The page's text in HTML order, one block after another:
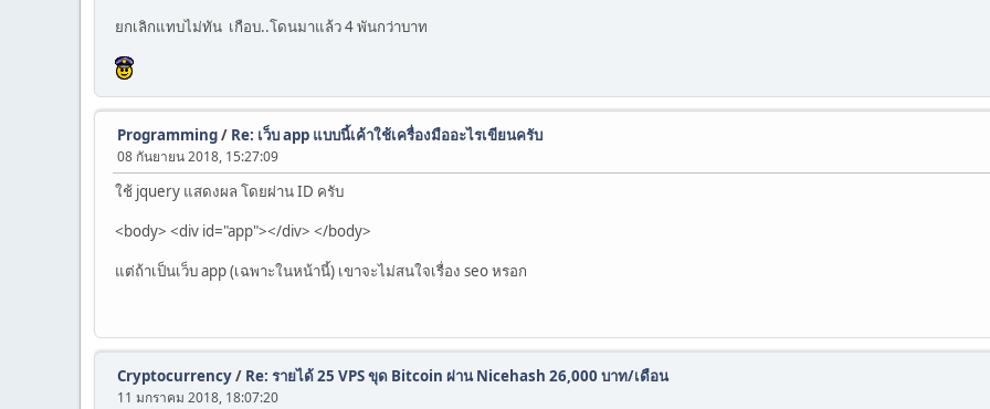
ยกเลิกแทบไม่ทัน เกือบ..โดนมาแล้ว 4 พันกว่าบาท
Programming/ Re: เว็บ app แบบนี้เค้าใช้เครื่องมืออะไรเขียนครับ
08 กันยายน 2018, 15:27:09
ใช้ jquery แสดงผล โดยผ่าน ID ครับ
<body> <div id="app"></div> </body>
แต่ถ้าเป็นเว็บ app (เฉพาะในหน้านี้) เขาจะไม่สนใจเรื่อง seo หรอก
Cryptocurrency/ Re: รายได้ 25 VPS ขุด Bitcoin ผ่าน Nicehash 26,000 บาท/เดือน
11 มกราคม 2018, 18:07:20